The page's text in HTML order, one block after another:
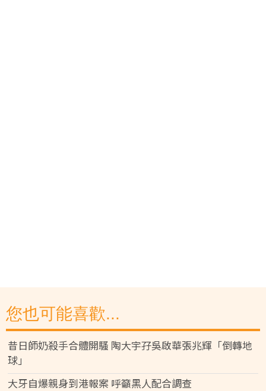
您也可能喜歡...
昔日師奶殺手合體開騷 陶大宇孖吳啟華張兆輝「倒轉地
球」
大牙自爆親身到港報案 呼籲黑人配合調查